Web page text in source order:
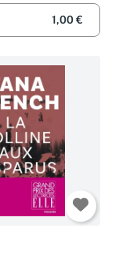
1,00 €